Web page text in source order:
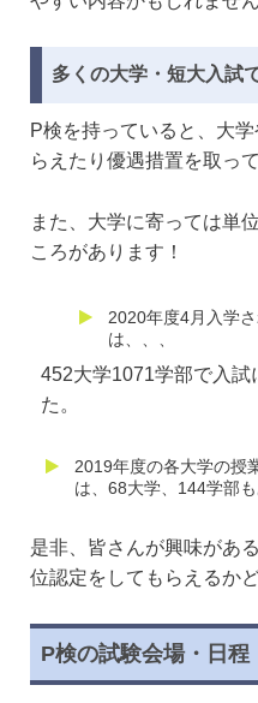
多くの大学・短大入試
P検を持っていると、大
らえたり優遇措置を取っ
また、大学に寄っては単
ころがあります！
2020年度4月入学
は、、、
452大学1071学部で入試
た。
2019年度の各大学の授
は、68大学、144学部も
是非、皆さんが興味があ
位認定をしてもらえるか
P検の試験会場・日程